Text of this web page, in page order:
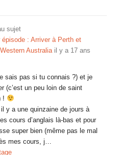
sujet
: Arriver à Perth et
Australia il y a 17 ans
sais pas si tu connais ?) et je
(c’est un peu loin de saint
!
y a une quinzaine de jours à
cours d’anglais là-bas et pour
super bien (même pas le mal
mes cours, j…